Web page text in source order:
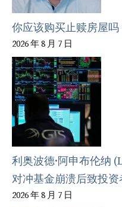
你应该购买止赎房屋
2026 年 8 月 7 日
利奥波德·阿申布伦纳
对冲基金崩溃后致投资
2026 年 8 月 7 日